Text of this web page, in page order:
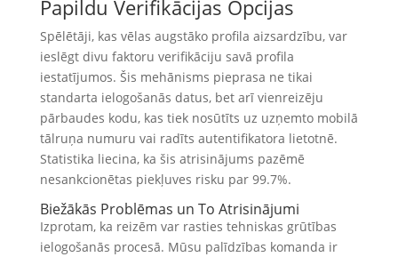
Papildu Verifikācijas Opcijas
Spēlētāji, kas vēlas augstāko profila aizsardzību, var
ieslēgt divu faktoru verifikāciju savā profila
iestatījumos. Šis mehānisms pieprasa ne tikai
standarta ielogošanās datus, bet arī vienreizēju
pārbaudes kodu, kas tiek nosūtīts uz uzņemto mobilā
tālruņa numuru vai radīts autentifikatora lietotnē.
Statistika liecina, ka šis atrisinājums pazēmē
nesankcionētas piekļuves risku par 99.7%.
Biežākās Problēmas un To Atrisinājumi
Izprotam, ka reizēm var rasties tehniskas grūtības
ielogošanās procesā. Mūsu palīdzības komanda ir